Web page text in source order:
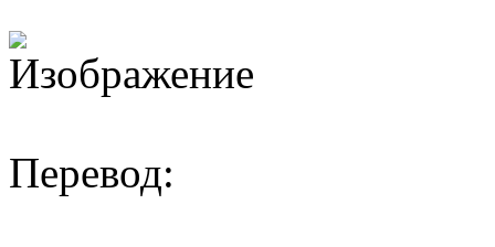
Перевод: